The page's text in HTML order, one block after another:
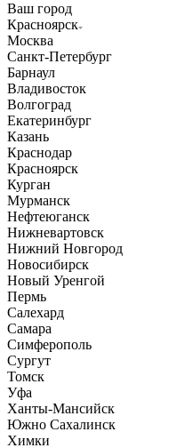
Ваш город
Красноярск
Москва
Санкт-Петербург
Барнаул
Владивосток
Волгоград
Екатеринбург
Казань
Краснодар
Красноярск
Курган
Мурманск
Нефтеюганск
Нижневартовск
Нижний Новгород
Новосибирск
Новый Уренгой
Пермь
Салехард
Самара
Симферополь
Сургут
Томск
Уфа
Ханты-Мансийск
Южно Сахалинск
Химки